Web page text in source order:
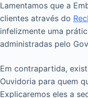
Lamentamos que a
clientes através do
infelizmente uma
administradas pelo
Em contrapartida,
Ouvidoria para quem
Explicaremos eles a